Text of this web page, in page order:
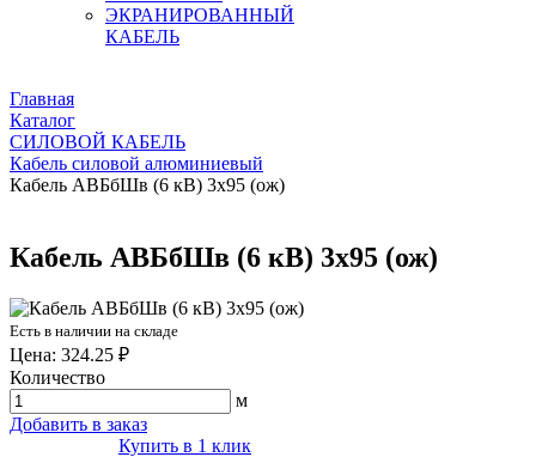
ЭКРАНИРОВАННЫЙ
КАБЕЛЬ
Главная
Каталог
СИЛОВОЙ КАБЕЛЬ
Кабель силовой алюминиевый
Кабель АВБбШв (6 кВ) 3х95 (ож)
Кабель АВБбШв (6 кВ) 3х95 (ож)
Есть в наличии на складе
Цена: 324.25 ₽
Количество
м
Добавить в заказ
Купить в 1 клик